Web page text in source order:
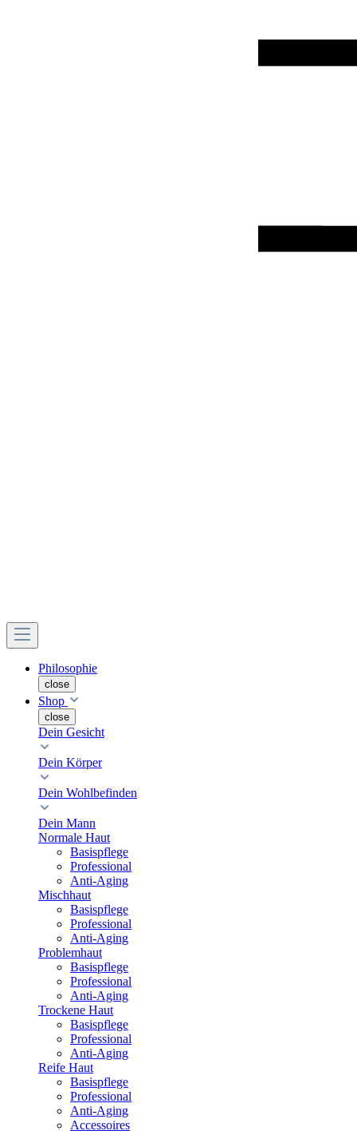
Philosophie
close
Shop
close
Dein Gesicht
Dein Körper
Dein Wohlbefinden
Dein Mann
Normale Haut
Basispflege
Professional
Anti-Aging
Mischhaut
Basispflege
Professional
Anti-Aging
Problemhaut
Basispflege
Professional
Anti-Aging
Trockene Haut
Basispflege
Professional
Anti-Aging
Reife Haut
Basispflege
Professional
Anti-Aging
Accessoires